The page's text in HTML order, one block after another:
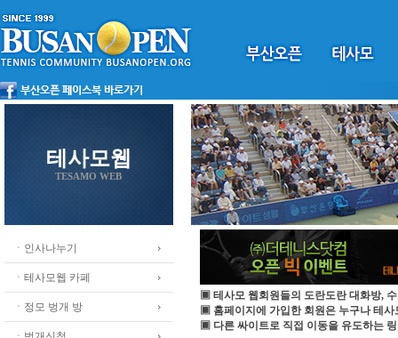
테사모웹
TESAMO WEB
ㆍ인사나누기
ㆍ테사모웹 카페
ㆍ정모 벙개 방
▣ 테사모 웹회원들의 도란도란 대화방,
▣ 홈페이지에 가입한 회원은 누구나 테사
▣ 다른 싸이트로 직접 이동을 유도하는